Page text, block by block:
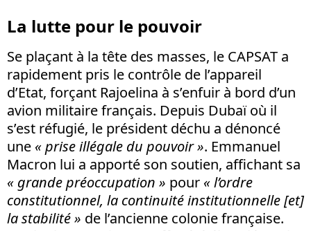
La lutte pour le pouvoir
Se plaçant à la tête des masses, le CAPSAT a
rapidement pris le contrôle de l’appareil
d’Etat, forçant Rajoelina à s’enfuir à bord d’un
avion militaire français. Depuis Dubaï où il
s’est réfugié, le président déchu a dénoncé
une « prise illégale du pouvoir ». Emmanuel
Macron lui a apporté son soutien, affichant sa
« grande préoccupation » pour « l’ordre
constitutionnel, la continuité institutionnelle [et]
la stabilité » de l’ancienne colonie française.